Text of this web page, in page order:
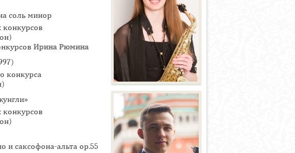
соль минор
конкурсов
Ирина Рюмина
конкурса
конкурсов
и саксофона-альта ор.55